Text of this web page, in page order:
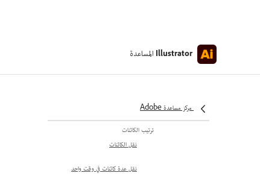
Illustrator المساعدة
مركز مساعدة Adobe
والتحديد المتداخل
تحديد كائنات باستخدام الأداة
ترتيب الكائنات
نقل الكائنات
نقل عدة كائنات في وقت واحد